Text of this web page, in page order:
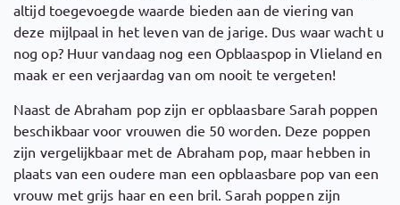
altijd toegevoegde waarde bieden aan de viering van
deze mijlpaal in het leven van de jarige. Dus waar wacht u
nog op? Huur vandaag nog een Opblaaspop in Vlieland en
maak er een verjaardag van om nooit te vergeten!
Naast de Abraham pop zijn er opblaasbare Sarah poppen
beschikbaar voor vrouwen die 50 worden. Deze poppen
zijn vergelijkbaar met de Abraham pop, maar hebben in
plaats van een oudere man een opblaasbare pop van een
vrouw met grijs haar en een bril. Sarah poppen zijn